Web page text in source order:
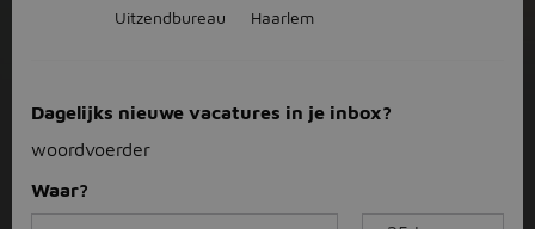
Uitzendbureau Haarlem
Dagelijks nieuwe vacatures in je inbox?
woordvoerder
Waar?